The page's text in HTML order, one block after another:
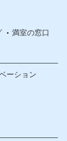
満室の窓口
ーション